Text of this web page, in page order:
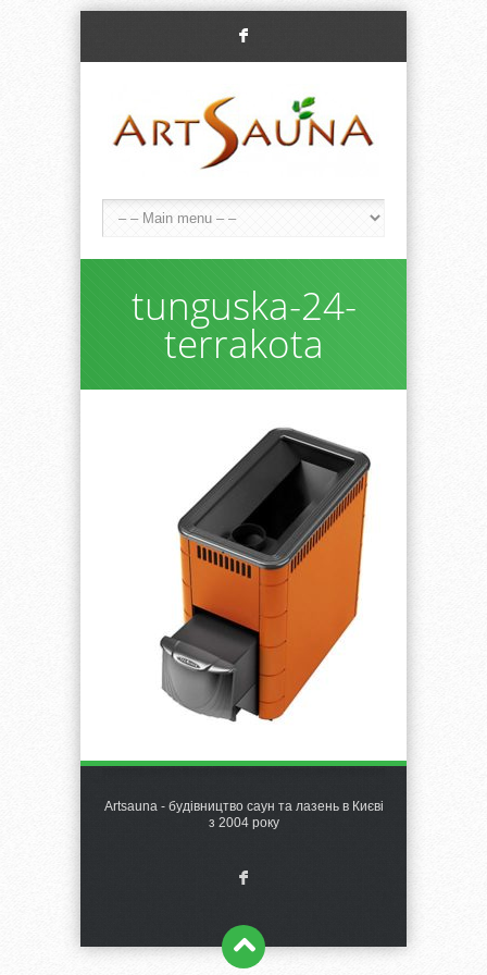
F
tunguska-24-
terrakota
Artsauna - будівництво саун та лазень в Києві
з 2004 року
F